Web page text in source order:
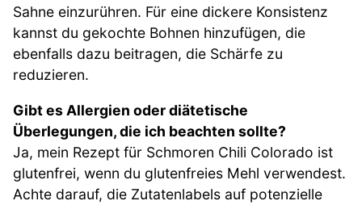
Sahne einzurühren. Für eine dickere Konsistenz
kannst du gekochte Bohnen hinzufügen, die
ebenfalls dazu beitragen, die Schärfe zu
reduzieren.
Gibt es Allergien oder diätetische
Überlegungen, die ich beachten sollte?
Ja, mein Rezept für Schmoren Chili Colorado ist
glutenfrei, wenn du glutenfreies Mehl verwendest.
Achte darauf, die Zutatenlabels auf potenzielle